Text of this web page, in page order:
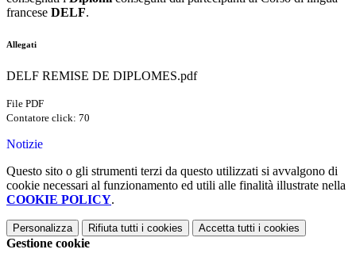
francese DELF.
Allegati
DELF REMISE DE DIPLOMES.pdf
File PDF
Contatore click: 70
Notizie
Questo sito o gli strumenti terzi da questo utilizzati si avvalgono di
cookie necessari al funzionamento ed utili alle finalità illustrate nella
COOKIE POLICY.
Personalizza Rifiuta tutti i cookies Accetta tutti i cookies
Gestione cookie